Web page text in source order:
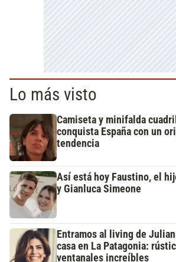
Lo más visto
Camiseta y minifalda
conquista España con un
tendencia
Así está hoy Faustino, el
y Gianluca Simeone
Entramos al living de
casa en La Patagonia:
ventanales increíbles